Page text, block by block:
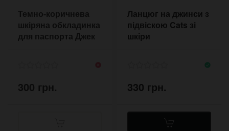
Темно-коричнева
шкіряна обкладинка
для паспорта Джек
300 грн.
Ланцюг на джинси з
підвіскою Cats зі
шкіри
330 грн.